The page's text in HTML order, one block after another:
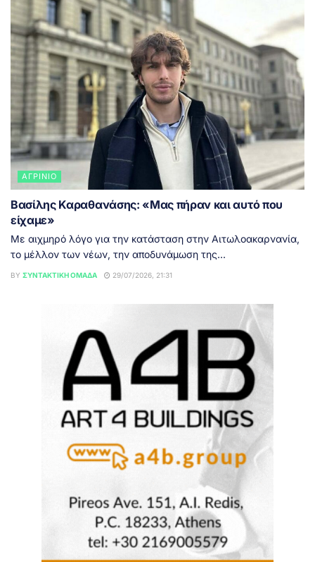
ΑΓΡΊΝΙΟ
Βασίλης Καραθανάσης: «Μας πήραν και αυτό που
είχαμε»
Με αιχμηρό λόγο για την κατάσταση στην Αιτωλοακαρνανία,
το μέλλον των νέων, την αποδυνάμωση της...
BY ΣΥΝΤΑΚΤΙΚΉ ΟΜΆΔΑ 29/07/2026, 21:31